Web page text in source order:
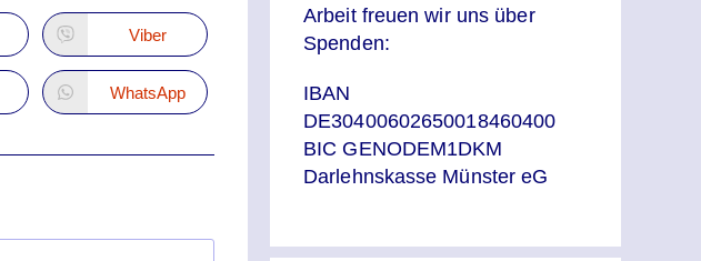
Viber
WhatsApp
Arbeit freuen wir uns über
Spenden:
IBAN
DE30400602650018460400
BIC GENODEM1DKM
Darlehnskasse Münster eG